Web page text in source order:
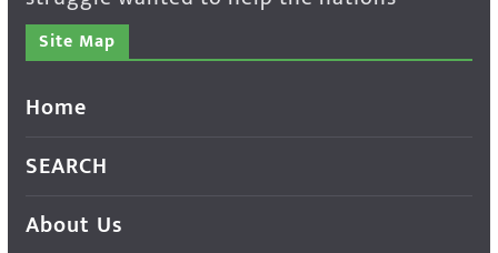
Site Map
Home
SEARCH
About Us